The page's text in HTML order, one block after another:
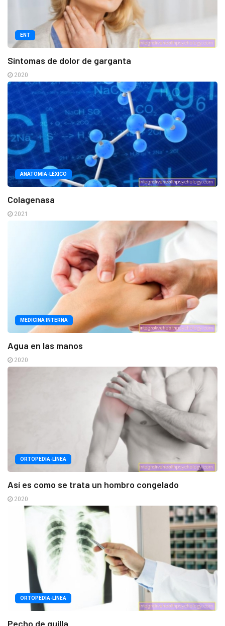
ENT
Síntomas de dolor de garganta
2020
ANATOMÍA-LÉXICO
Colagenasa
2021
MEDICINA INTERNA
Agua en las manos
2020
ORTOPEDIA-LÍNEA
Así es como se trata un hombro congelado
2020
ORTOPEDIA-LÍNEA
Pecho de quilla